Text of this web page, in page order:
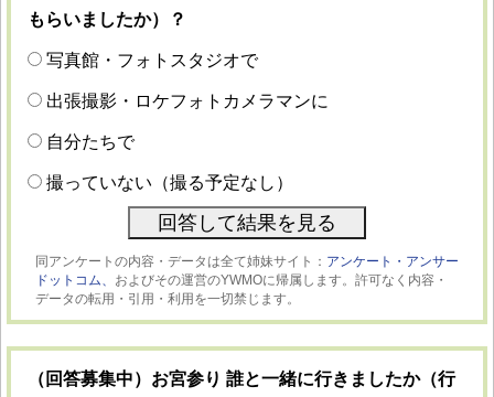
もらいましたか）？
写真館・フォトスタジオで
出張撮影・ロケフォトカメラマンに
自分たちで
撮っていない（撮る予定なし）
同アンケートの内容・データは全て姉妹サイト： アンケート・アンサー
ドットコム、 およびその運営のYWMOに帰属します。許可なく内容・
データの転用・引用・利用を一切禁じます。
（回答募集中）お宮参り 誰と一緒に行きましたか（行